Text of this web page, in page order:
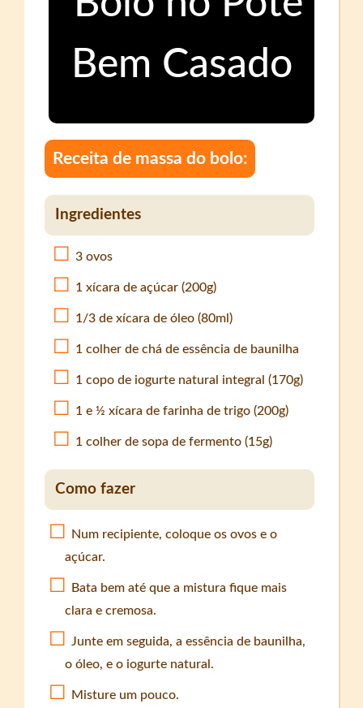
Receita de massa do bolo:
Ingredientes
3 ovos
1 xícara de açúcar (200g)
1/3 de xícara de óleo (80ml)
1 colher de chá de essência de baunilha
1 copo de iogurte natural integral (170g)
1 e ½ xícara de farinha de trigo (200g)
1 colher de sopa de fermento (15g)
Como fazer
Num recipiente, coloque os ovos e o
açúcar.
Bata bem até que a mistura fique mais
clara e cremosa.
Junte em seguida, a essência de baunilha,
o óleo, e o iogurte natural.
Misture um pouco.